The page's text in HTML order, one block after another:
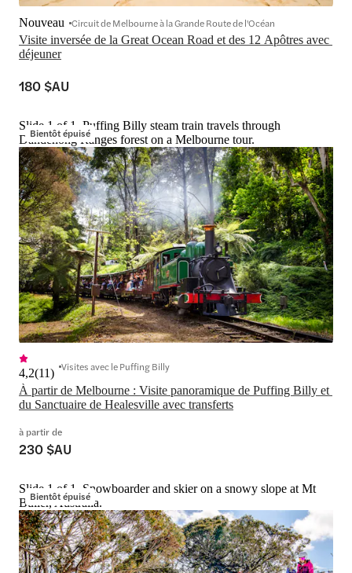
Visite inversée de la Great Ocean Road et des 12 Apôtres avec
Nouveau Circuit de Melbourne à la Grande Route de l'Océan
180 $AU
Bientôt épuisé
Slide 1 of 1, Puffing Billy steam train travels through
Dandenong Ranges forest on a Melbourne tour.
À partir de Melbourne : Visite panoramique de Puffing Billy et
du Sanctuaire de Healesville avec transferts
4,2(11) Visites avec le Puffing Billy
à partir de
230 $AU
Bientôt épuisé
Slide 1 of 1, Snowboarder and skier on a snowy slope at Mt
Buller, Australia.